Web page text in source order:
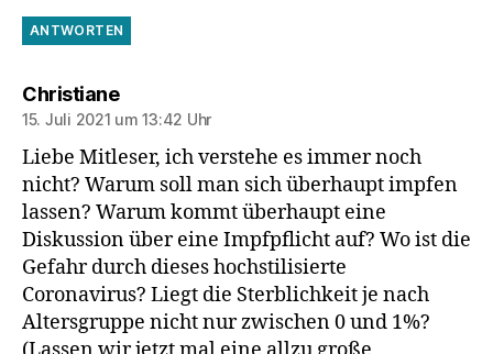
ANTWORTEN
Christianesagt:
15. Juli 2021 um 13:42 Uhr
Liebe Mitleser, ich verstehe es immer noch
nicht? Warum soll man sich überhaupt impfen
lassen? Warum kommt überhaupt eine
Diskussion über eine Impfpflicht auf? Wo ist die
Gefahr durch dieses hochstilisierte
Coronavirus? Liegt die Sterblichkeit je nach
Altersgruppe nicht nur zwischen 0 und 1%?